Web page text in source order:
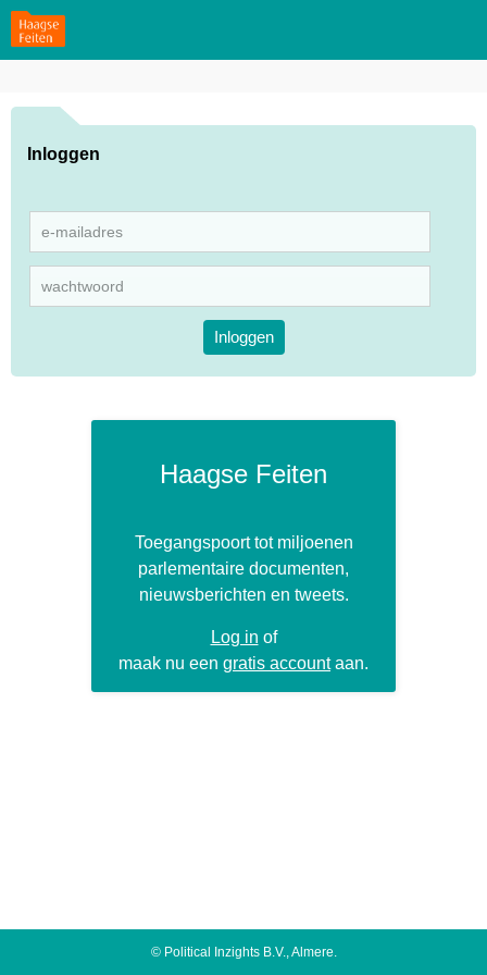
Haagse Feiten
Toegangspoort tot miljoenen
parlementaire documenten,
nieuwsberichten en tweets.
Log in of
maak nu een gratis accountaan.
Inloggen
Inloggen
© Political Inzights B.V., Almere.